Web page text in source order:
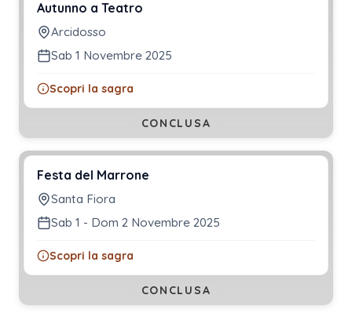
Autunno a Teatro
Arcidosso
Sab 1 Novembre 2025
Scopri la sagra
CONCLUSA
Festa del Marrone
Santa Fiora
Sab 1 - Dom 2 Novembre 2025
Scopri la sagra
CONCLUSA